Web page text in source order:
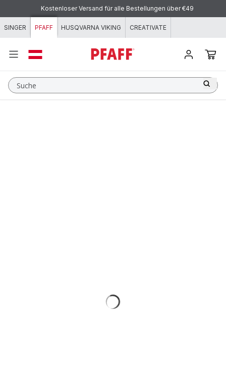
Zum Inhalt springen
Kostenloser Versand für alle Bestellungen über €49
SINGER PFAFF HUSQVARNA VIKING CREATIVATE
Suche